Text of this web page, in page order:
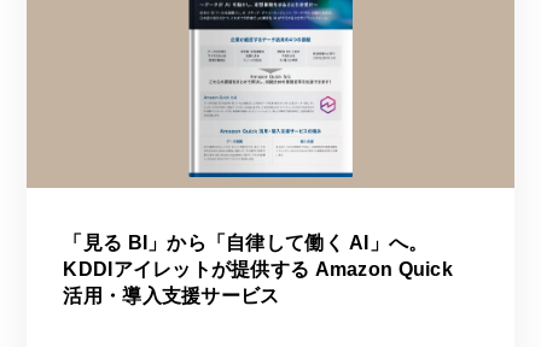
「見る BI」から「自律して働く AI」へ。
KDDIアイレットが提供する Amazon Quick
活用・導入支援サービス